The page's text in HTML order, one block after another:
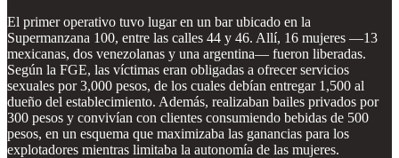
El primer operativo tuvo lugar en un bar ubicado en la
Supermanzana 100, entre las calles 44 y 46. Allí, 16 mujeres —13
mexicanas, dos venezolanas y una argentina— fueron liberadas.
Según la FGE, las víctimas eran obligadas a ofrecer servicios
sexuales por 3,000 pesos, de los cuales debían entregar 1,500 al
dueño del establecimiento. Además, realizaban bailes privados por
300 pesos y convivían con clientes consumiendo bebidas de 500
pesos, en un esquema que maximizaba las ganancias para los
explotadores mientras limitaba la autonomía de las mujeres.